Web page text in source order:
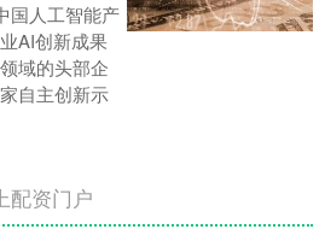
国人工智能产
AI创新成果
域的头部企
自主创新示
配资门户